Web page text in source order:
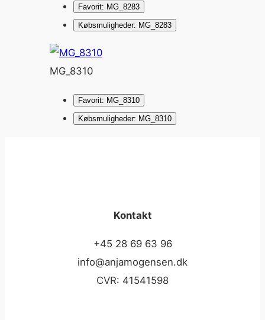
Favorit: MG_8283
Købsmuligheder: MG_8283
MG_8310
Favorit: MG_8310
Købsmuligheder: MG_8310
Kontakt
+45 28 69 63 96
info@anjamogensen.dk
CVR: 41541598